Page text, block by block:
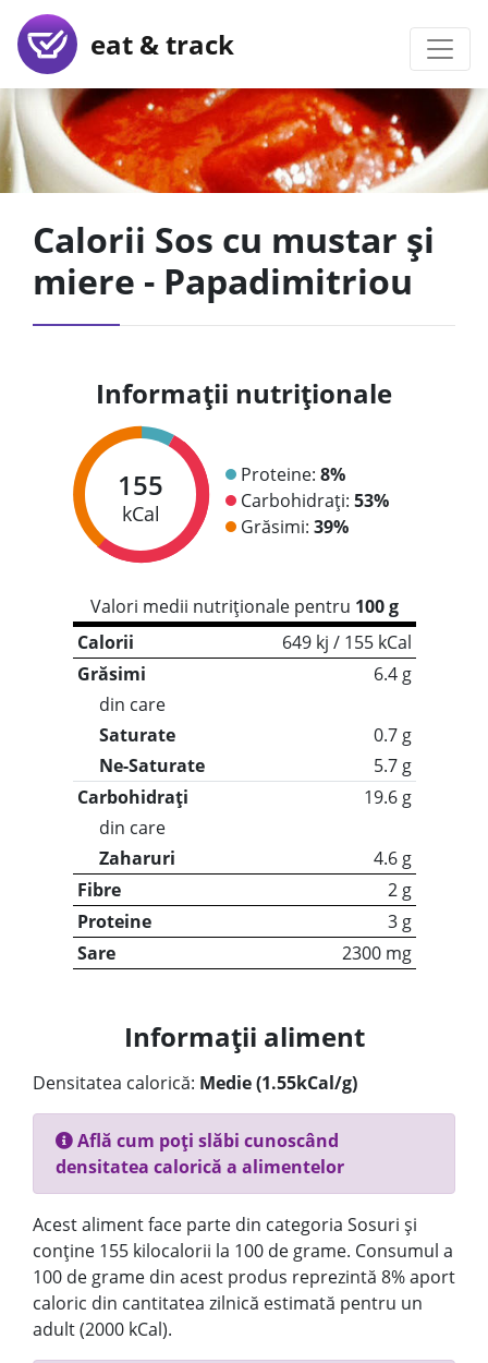
eat & track
Calorii Sos cu mustar și
miere - Papadimitriou
Informații nutriționale
155
kCal
Proteine: 8%
Carbohidrați: 53%
Grăsimi: 39%
Valori medii nutriționale pentru 100 g
Calorii
649 kj / 155 kCal
Grăsimi
6.4 g
din care
Saturate
0.7 g
Ne-Saturate
5.7 g
Carbohidrați
19.6 g
din care
Zaharuri
4.6 g
Fibre
2 g
Proteine
3 g
Sare
2300 mg
Informații aliment
Densitatea calorică: Medie (1.55kCal/g)
Află cum poți slăbi cunoscând
densitatea calorică a alimentelor
Acest aliment face parte din categoria Sosuri și
conține 155 kilocalorii la 100 de grame. Consumul a
100 de grame din acest produs reprezintă 8% aport
caloric din cantitatea zilnică estimată pentru un
adult (2000 kCal).